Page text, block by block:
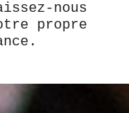
nous
propre